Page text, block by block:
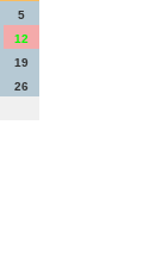
5
12
19
26